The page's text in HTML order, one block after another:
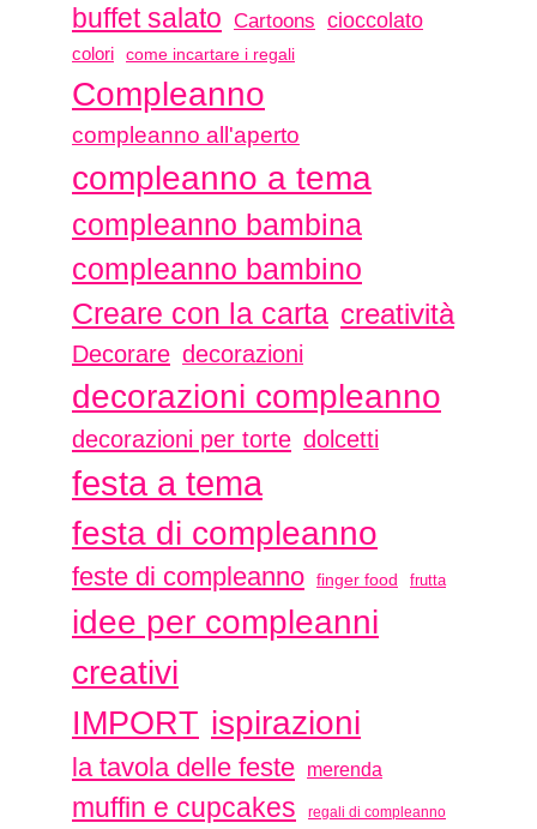
buffet salato Cartoons cioccolato
colori come incartare i regali
Compleanno
compleanno all'aperto
compleanno a tema
compleanno bambina
compleanno bambino
Creare con la carta creatività
Decorare decorazioni
decorazioni compleanno
decorazioni per torte dolcetti
festa a tema
festa di compleanno
feste di compleanno finger food frutta
idee per compleanni
creativi
IMPORT ispirazioni
la tavola delle feste merenda
muffin e cupcakes regali di compleanno